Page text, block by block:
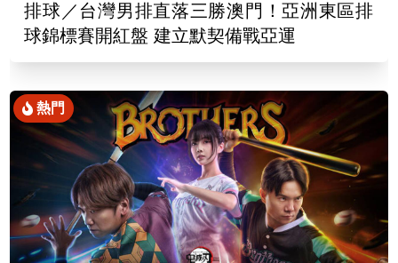
排球／台灣男排直落三勝澳門！亞洲東區排
球錦標賽開紅盤 建立默契備戰亞運
熱門